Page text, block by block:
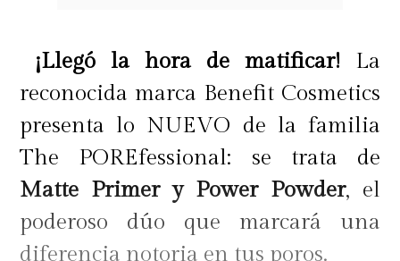
¡Llegó la hora de matificar! La
reconocida marca Benefit Cosmetics
presenta lo NUEVO de la familia
The POREfessional: se trata de
Matte Primer y Power Powder, el
poderoso dúo que marcará una
diferencia notoria en tus poros.